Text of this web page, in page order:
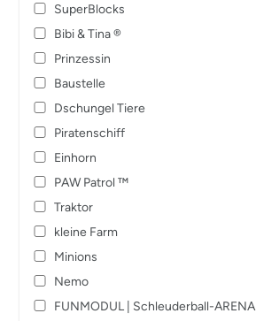
SuperBlocks
Bibi & Tina ®
Prinzessin
Baustelle
Dschungel Tiere
Piratenschiff
Einhorn
PAW Patrol ™️
Traktor
kleine Farm
Minions
Nemo
FUNMODUL | Schleuderball-ARENA